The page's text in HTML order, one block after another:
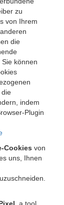
zu
von Ihrem
die
können
die
indem
Plugin
Cookies von
uns, Ihnen